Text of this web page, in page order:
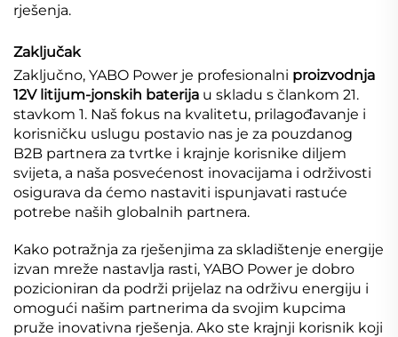
rješenja.
Zaključak
Zaključno, YABO Power je profesionalni proizvodnja
12V litijum-jonskih baterija u skladu s člankom 21.
stavkom 1. Naš fokus na kvalitetu, prilagođavanje i
korisničku uslugu postavio nas je za pouzdanog
B2B partnera za tvrtke i krajnje korisnike diljem
svijeta, a naša posvećenost inovacijama i održivosti
osigurava da ćemo nastaviti ispunjavati rastuće
potrebe naših globalnih partnera.
Kako potražnja za rješenjima za skladištenje energije
izvan mreže nastavlja rasti, YABO Power je dobro
pozicioniran da podrži prijelaz na održivu energiju i
omogući našim partnerima da svojim kupcima
pruže inovativna rješenja. Ako ste krajnji korisnik koji